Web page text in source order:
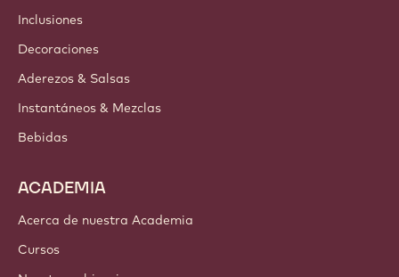
Inclusiones
Decoraciones
Aderezos & Salsas
Instantáneos & Mezclas
Bebidas
ACADEMIA
Acerca de nuestra Academia
Cursos